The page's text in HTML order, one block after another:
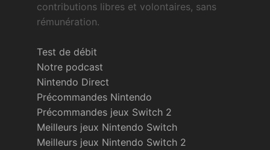
contributions libres et volontaires, sans
rémunération.
Test de débit
Notre podcast
Nintendo Direct
Précommandes Nintendo
Précommandes jeux Switch 2
Meilleurs jeux Nintendo Switch
Meilleurs jeux Nintendo Switch 2